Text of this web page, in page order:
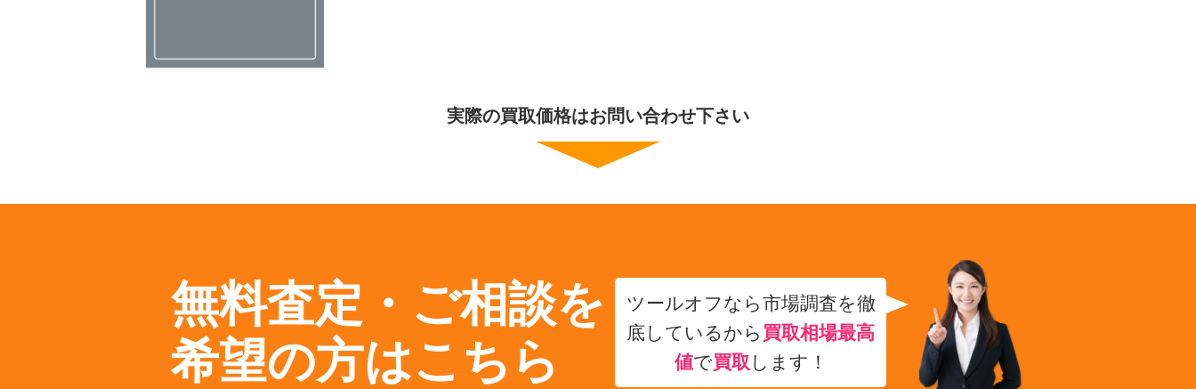
実際の買取価格はお問い合わせ下さい
無料査定・ご相談を
希望の方はこちら
ツールオフなら市場調査を徹
底しているから 買取相場最高
値で買取 します！